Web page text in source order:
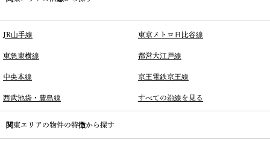
JR山手線 東京メトロ日比谷線
東急東横線 都営大江戸線
中央本線 京王電鉄京王線
西武池袋・豊島線 すべての沿線を見る
関東エリアの物件の特徴から探す